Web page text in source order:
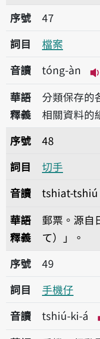
序號47檔案
序號
47
詞目
檔案
音讀
tóng-àn
華語
釋義
分類保存的
相關資料的
序號48切手
序號
48
詞目
切手
音讀
tshiat-tshiú
華語
釋義
郵票。源自
て）」。
序號49手機仔
序號
49
詞目
手機仔
音讀
tshiú-ki-á